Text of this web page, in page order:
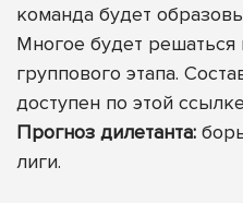
команда будет
Многое будет
группового этапа.
доступен по этой ссылке
Прогноз дилетанта:
лиги.